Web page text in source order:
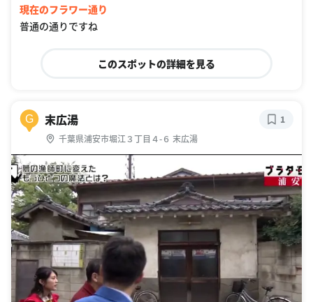
現在のフラワー通り
普通の通りですね
このスポットの詳細を見る
G 末広湯
千葉県浦安市堀江３丁目４-６ 末広湯
1